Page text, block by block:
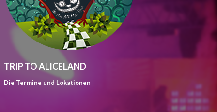
TRIP TO ALICELAND
Die Termine und Lokationen